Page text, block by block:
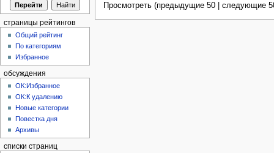
Просмотреть (предыдущие 50 | следующие
страницы рейтингов
Общий рейтинг
По категориям
Избранное
обсуждения
ОК:Избранное
ОК:К удалению
Новые категории
Повестка дня
Архивы
списки страниц